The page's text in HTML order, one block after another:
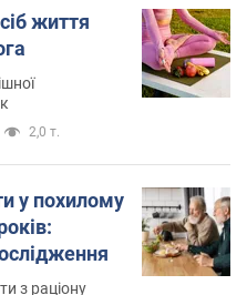
життя
2,0 т.
у похилому
з раціону